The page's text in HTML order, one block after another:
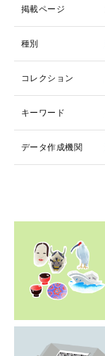
掲載ページ
種別
コレクション
キーワード
データ作成機関